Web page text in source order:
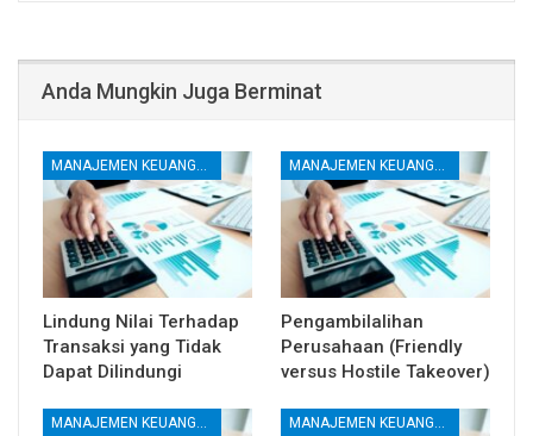
Anda Mungkin Juga Berminat
MANAJEMEN KEUANGAN
Lindung Nilai Terhadap
Transaksi yang Tidak
Dapat Dilindungi
MANAJEMEN KEUANGAN
Pengambilalihan
Perusahaan (Friendly
versus Hostile Takeover)
MANAJEMEN KEUANGAN MANAJEMEN KEUANGAN